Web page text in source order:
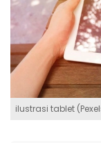
ilustrasi tablet